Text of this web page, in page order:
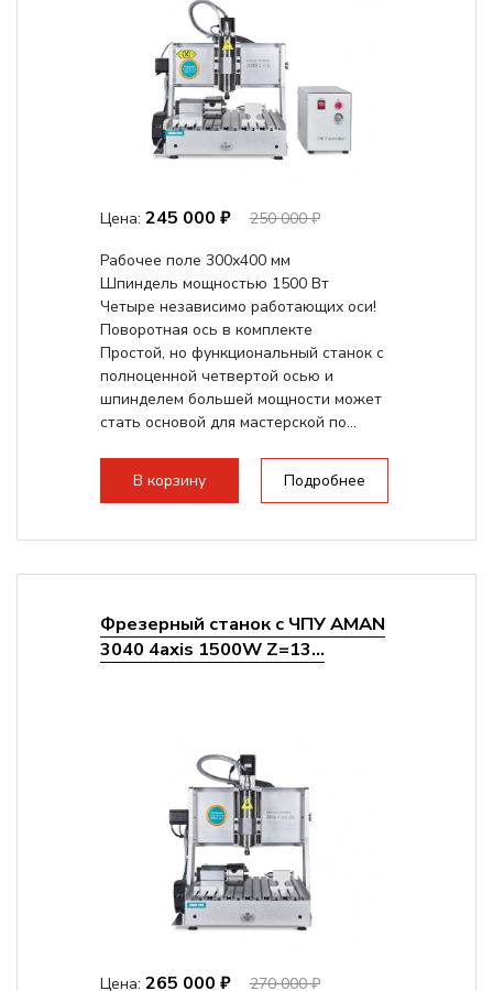
Цена: 245 000 ₽
250 000 ₽
Рабочее поле 300х400 мм
Шпиндель мощностью 1500 Вт
Четыре независимо работающих оси!
Поворотная ось в комплекте
Простой, но функциональный станок с
полноценной четвертой осью и
шпинделем большей мощности может
стать основой для мастерской по...
В корзину Подробнее
Фрезерный станок с ЧПУ AMAN
3040 4axis 1500W Z=13...
Цена: 265 000 ₽ 270 000 ₽